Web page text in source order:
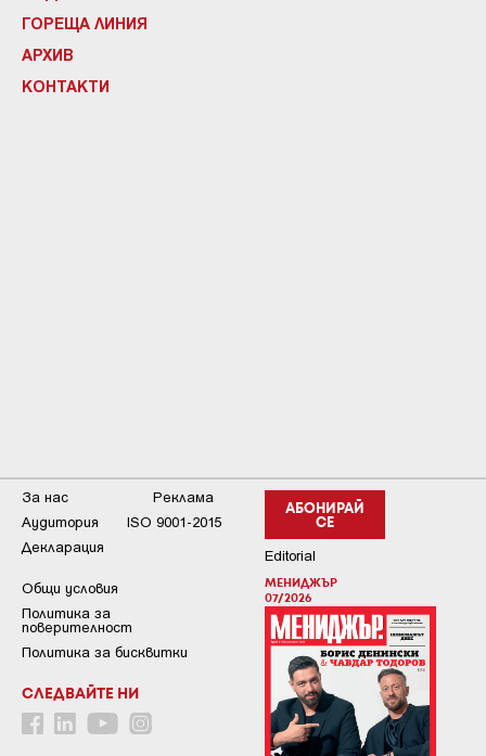
ГОРЕЩА ЛИНИЯ
АРХИВ
КОНТАКТИ
АБОНИРАЙ
СЕ
Editorial
МЕНИДЖЪР
07/2026
За нас
Реклама
Аудитория
ISO 9001-2015
Декларация
Общи условия
Пoлитикa зa
пoвepитeлнocт
Политика за бисквитки
СЛЕДВАЙТЕ НИ